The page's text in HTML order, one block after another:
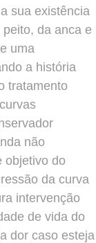
sua existência
da anca e
uma
a história
tratamento
não
objetivo do
da curva
intervenção
de vida do
dor caso esteja